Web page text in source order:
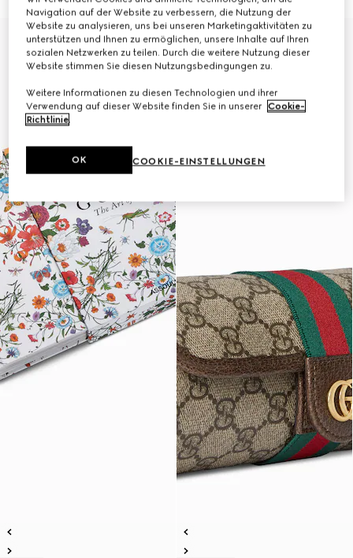
Mit Initialen personalisieren
Navigation auf der Website zu verbessern, die Nutzung der
Website zu analysieren, uns bei unseren Marketingaktivitäten zu
unterstützen und Ihnen zu ermöglichen, unsere Inhalte auf Ihren
sozialen Netzwerken zu teilen. Durch die weitere Nutzung dieser
Website stimmen Sie diesen Nutzungsbedingungen zu.
Weitere Informationen zu diesen Technologien und ihrer
Verwendung auf dieser Website finden Sie in unserer Cookie-
Richtlinie.
COOKIE-EINSTELLUNGEN
OK